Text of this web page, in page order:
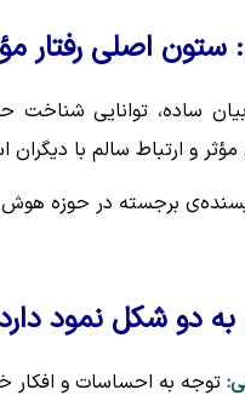
اصلی رفتار
ساده، توانایی شناخت
و ارتباط سالم با دیگران
برجسته در حوزه
دو شکل نمود
توجه به احساسات و افکار